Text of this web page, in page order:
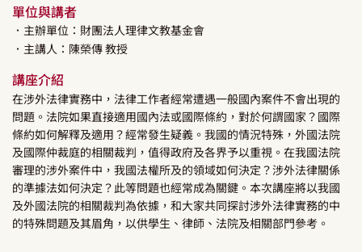
單位與講者
．主辦單位：財團法人理律文教基金會
．主講人： 陳榮傳教授
講座介紹
在涉外法律實務中，法律工作者經常遭遇一般國內案件不會出現的
問題。法院如果直接適用國內法或國際條約，對於何謂國家？國際
條約如何解釋及適用？經常發生疑義。我國的情況特殊，外國法院
及國際仲裁庭的相關裁判，值得政府及各界予以重視。在我國法院
審理的涉外案件中，我國法權所及的領域如何決定？涉外法律關係
的準據法如何決定？此等問題也經常成為關鍵。本次講座將以我國
及外國法院的相關裁判為依據，和大家共同探討涉外法律實務的中
的特殊問題及其眉角，以供學生、律師、法院及相關部門參考。